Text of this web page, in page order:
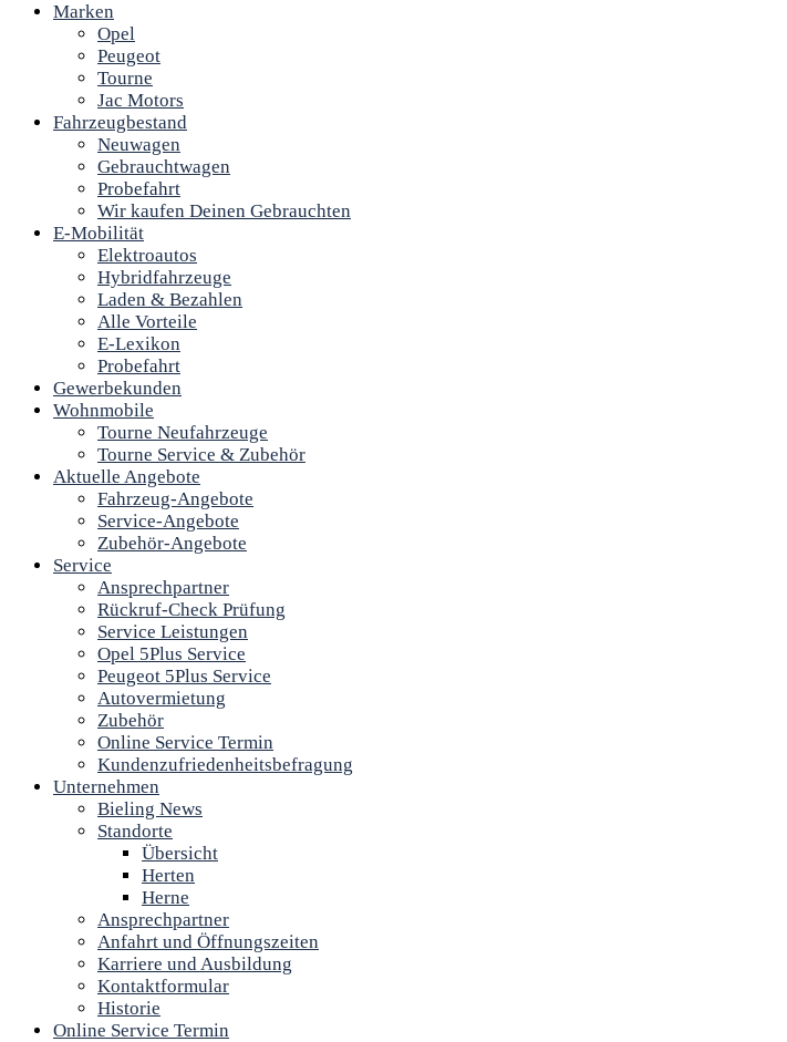
Marken
Opel
Peugeot
Tourne
Jac Motors
Fahrzeugbestand
Neuwagen
Gebrauchtwagen
Probefahrt
Wir kaufen Deinen Gebrauchten
E-Mobilität
Elektroautos
Hybridfahrzeuge
Laden & Bezahlen
Alle Vorteile
E-Lexikon
Probefahrt
Gewerbekunden
Wohnmobile
Tourne Neufahrzeuge
Tourne Service & Zubehör
Aktuelle Angebote
Fahrzeug-Angebote
Service-Angebote
Zubehör-Angebote
Service
Ansprechpartner
Rückruf-Check Prüfung
Service Leistungen
Opel 5Plus Service
Peugeot 5Plus Service
Autovermietung
Zubehör
Online Service Termin
Kundenzufriedenheitsbefragung
Unternehmen
Bieling News
Standorte
Übersicht
Herten
Herne
Ansprechpartner
Anfahrt und Öffnungszeiten
Karriere und Ausbildung
Kontaktformular
Historie
Online Service Termin